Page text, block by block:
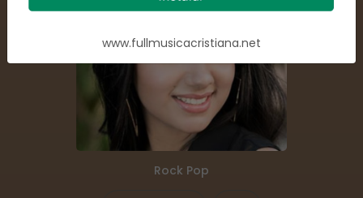
Rock Pop
www.fullmusicacristiana.net